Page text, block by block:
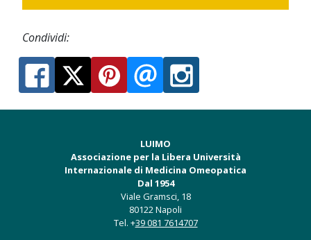
Condividi:
LUIMO
Associazione per la Libera Università
Internazionale di Medicina Omeopatica
Dal 1954
Viale Gramsci, 18
80122 Napoli
Tel. +39 081 7614707